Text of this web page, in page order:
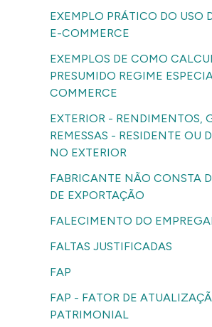
EXEMPLO PRÁTICO DO USO
E-COMMERCE
EXEMPLOS DE COMO
PRESUMIDO REGIME
COMMERCE
EXTERIOR - RENDIMENTOS,
REMESSAS - RESIDENTE OU
NO EXTERIOR
FABRICANTE NÃO CONSTA
DE EXPORTAÇÃO
FALECIMENTO DO
FALTAS JUSTIFICADAS
FAP
FAP - FATOR DE
PATRIMONIAL